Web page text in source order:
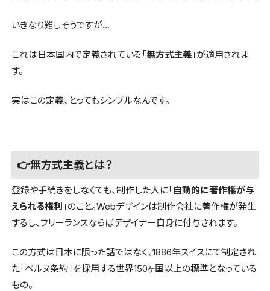
いきなり難しそうですが…
これは日本国内で定義されている「無方式主義 」が適用されま
す。
実はこの定義、とってもシンプルなんです。
👉無方式主義とは？
登録や手続きをしなくても、制作した人に「自動的に著作権が与
えられる権利 」のこと。Webデザインは制作会社に著作権が発生
するし、フリーランスならばデザイナー自身に付与されます。
この方式は日本に限った話ではなく、1886年スイスにて制定され
た「ベルヌ条約」を採用する世界150ヶ国以上の標準となっている
もの。